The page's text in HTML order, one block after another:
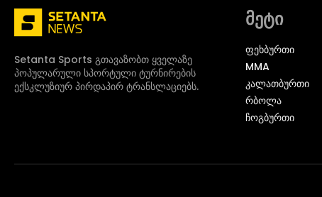
Setanta Sports გთავაზობთ ყველაზე
პოპულარული სპორტული ტურნირების
ექსკლუზიურ პირდაპირ ტრანსლაციებს.
მეტი
ᲤᲔᲮᲑᲣᲠᲗᲘ
MMA
ᲙᲐᲚᲐᲗᲑᲣᲠᲗᲘ
ᲠᲑᲝᲚᲐ
ᲩᲝᲒᲑᲣᲠᲗᲘ